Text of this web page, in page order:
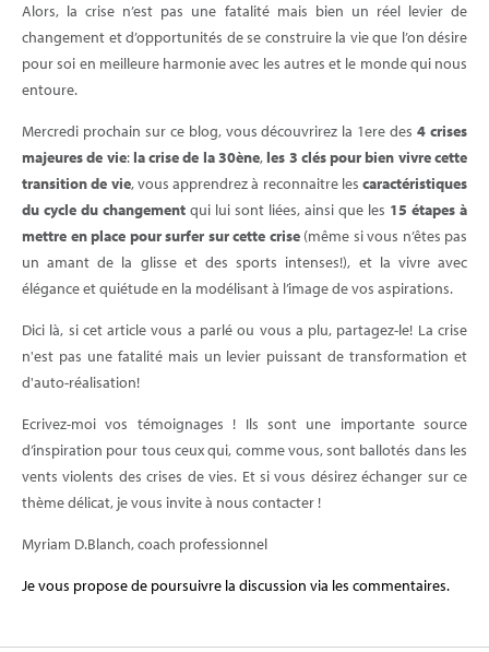
Alors, la crise n’est pas une fatalité mais bien un réel levier de
changement et d’opportunités de se construire la vie que l’on désire
pour soi en meilleure harmonie avec les autres et le monde qui nous
entoure.
Mercredi prochain sur ce blog, vous découvrirez la 1ere des4 crises
majeures de vie:la crise de la 30ène,les 3 cléspour bien vivre cette
transition de vie, vous apprendrez à reconnaitre les caractéristiques
du cycle du changement qui lui sont liées, ainsi que les 15 étapes à
mettre en place pour surfer sur cette crise (même si vous n’êtes pas
un amant de la glisse et des sports intenses!), et la vivre avec
élégance et quiétude en la modélisant à l’image de vos aspirations.
Dici là, si cet article vous a parlé ou vous a plu, partagez-le! La crise
n'est pas une fatalité mais un levier puissant de transformation et
d'auto-réalisation!
Ecrivez-moi vos témoignages ! Ils sont une importante source
d’inspiration pour tous ceux qui, comme vous, sont ballotés dans les
vents violents des crises de vies. Et si vous désirez échanger sur ce
thème délicat, je vous invite à nous contacter !
Myriam D.Blanch, coach professionnel
Je vous propose de poursuivre la discussion via les commentaires.